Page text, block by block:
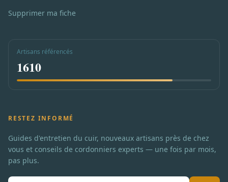
Supprimer ma fiche
Artisans référencés
1610
RESTEZ INFORMÉ
Guides d'entretien du cuir, nouveaux artisans près de chez
vous et conseils de cordonniers experts — une fois par mois,
pas plus.